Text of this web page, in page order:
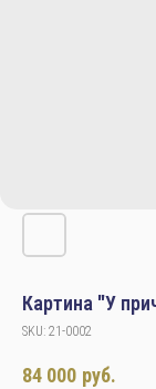
Картина "У
SKU: 21-0002
84 000 руб.